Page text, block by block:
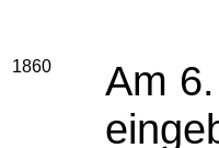
1860
Am